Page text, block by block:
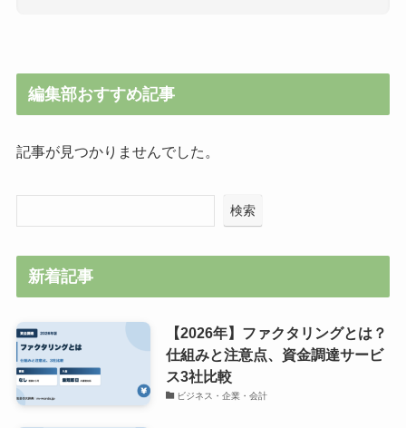
編集部おすすめ記事
記事が見つかりませんでした。
検索
新着記事
【2026年】ファクタリングとは？
仕組みと注意点、資金調達サービ
ス3社比較
ビジネス・企業・会計